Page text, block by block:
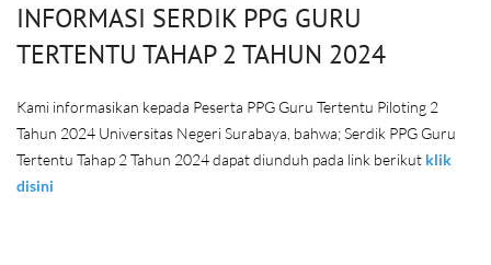
INFORMASI SERDIK PPG GURU
TERTENTU TAHAP 2 TAHUN 2024
Kami informasikan kepada Peserta PPG Guru Tertentu Piloting 2
Tahun 2024 Universitas Negeri Surabaya, bahwa; Serdik PPG Guru
Tertentu Tahap 2 Tahun 2024 dapat diunduh pada link berikut klik
disini